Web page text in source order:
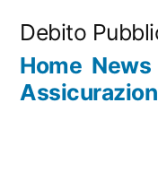
contenuto
Debito
Home News